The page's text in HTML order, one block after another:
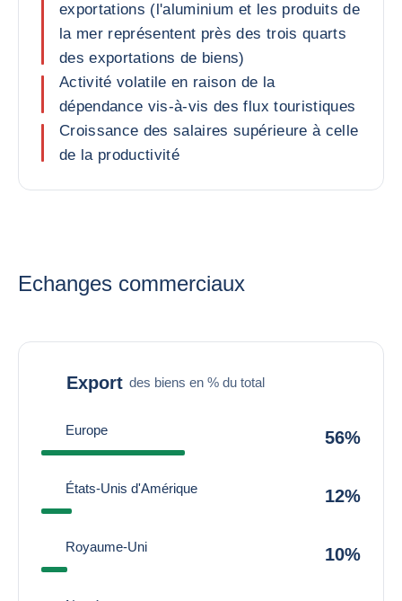
exportations (l'aluminium et les produits de
la mer représentent près des trois quarts
des exportations de biens)
Activité volatile en raison de la
dépendance vis-à-vis des flux touristiques
Croissance des salaires supérieure à celle
de la productivité
Echanges commerciaux
Export des biens en % du total
Europe 56%
États-Unis d'Amérique 12%
Royaume-Uni 10%